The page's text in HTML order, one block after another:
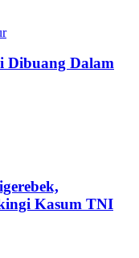
Dibuang Dalam
Kasum TNI